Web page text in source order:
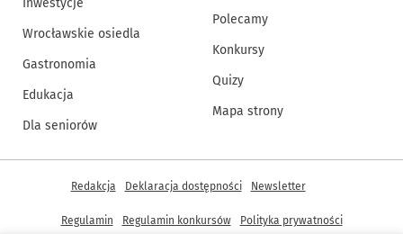
Inwestycje
Wrocławskie osiedla
Gastronomia
Edukacja
Dla seniorów
Polecamy
Konkursy
Quizy
Mapa strony
Inne informacje
Redakcja Deklaracja dostępności Newsletter
Regulamin Regulamin konkursów Polityka prywatności